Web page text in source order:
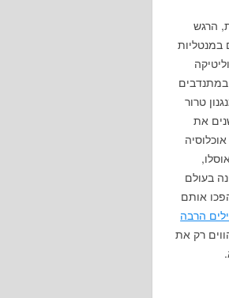
הרגש
במנטליות
טרור
את
בעולם
אותם
הרבה
רק את